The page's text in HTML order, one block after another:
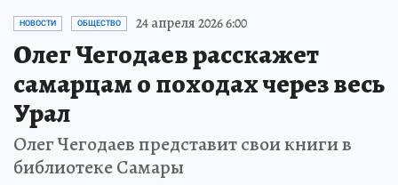
НОВОСТИ ОБЩЕСТВО 24 апреля 2026 6:00
Олег Чегодаев расскажет
самарцам о походах через весь
Урал
Олег Чегодаев представит свои книги в
библиотеке Самары